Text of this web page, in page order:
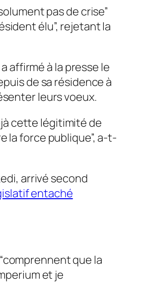
pas de crise”
élu”, rejetant la
affirmé à la presse le
de sa résidence à
leurs voeux.
cette légitimité de
la force publique”, a-t-
arrivé second
entaché
que la
et je